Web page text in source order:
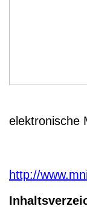
elektronische
http://